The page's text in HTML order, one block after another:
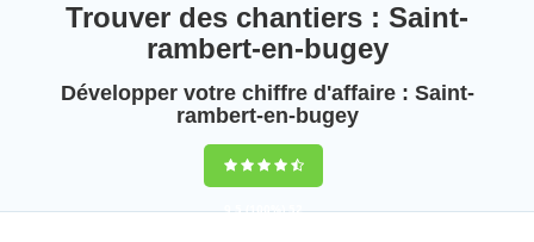
Trouver des chantiers : Saint-
rambert-en-bugey
Développer votre chiffre d'affaire : Saint-
rambert-en-bugey
9,5(100%)52